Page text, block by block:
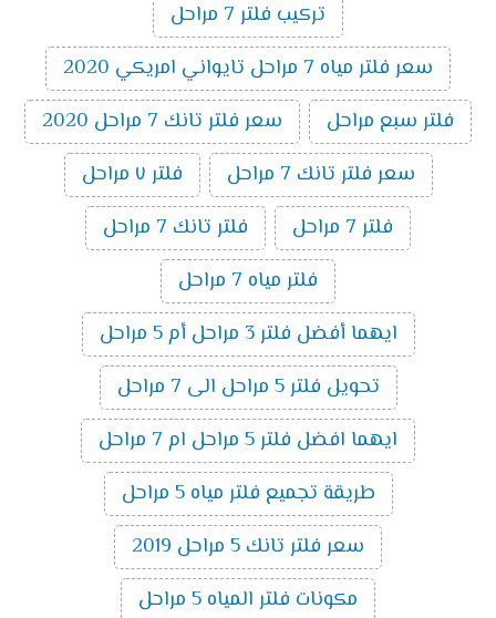
تركيب فلتر 7 مراحل
سعر فلتر مياه 7 مراحل تايواني امريكي 2020
فلتر سبع مراحل
سعر فلتر تانك 7 مراحل 2020
سعر فلتر تانك 7 مراحل
فلتر ٧ مراحل
فلتر 7 مراحل
فلتر تانك 7 مراحل
فلتر مياه 7 مراحل
ايهما أفضل فلتر 3 مراحل أم 5 مراحل
تحويل فلتر 5 مراحل الى 7 مراحل
ايهما افضل فلتر 5 مراحل ام 7 مراحل
طريقة تجميع فلتر مياه 5 مراحل
سعر فلتر تانك 5 مراحل 2019
مكونات فلتر المياه 5 مراحل